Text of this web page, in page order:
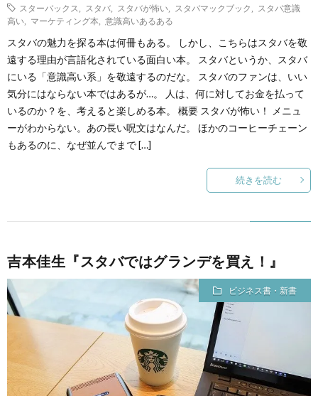
資
格
た
ち
スターバックス
スタバ スタバが怖い スタバマックブック
スタバ意識
高い
マーケティング本 意識高いあるある
スタバの魅力を探る本は何冊もある。 しかし、こちらはスタバを敬
遠する理由が言語化されている面白い本。 スタバというか、スタバ
にいる「意識高い系」を敬遠するのだな。 スタバのファンは、いい
気分にはならない本ではあるが…。 人は、何に対してお金を払って
いるのか？を、考えると楽しめる本。 概要 スタバが怖い！ メニュ
ーがわからない。あの長い呪文はなんだ。 ほかのコーヒーチェーン
もあるのに、なぜ並んでまで […]
続きを読む
吉本佳生『スタバではグランデを買え！』
ビジネス書・新書